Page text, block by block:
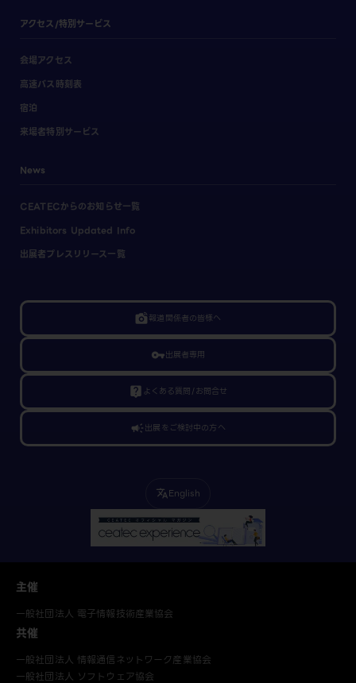
アクセス/特別サービス
会場アクセス
高速バス時刻表
宿泊
来場者特別サービス
News
CEATECからのお知らせ一覧
Exhibitors Updated Info
出展者プレスリリース一覧
linked_camera報道関係者の皆様へ
vpn_key出展者専用
live_help よくある質問/お問合せ
campaign出展をご検討中の方へ
translateEnglish
主催
一般社団法人 電子情報技術産業協会
共催
一般社団法人 情報通信ネットワーク産業協会
一般社団法人 ソフトウェア協会